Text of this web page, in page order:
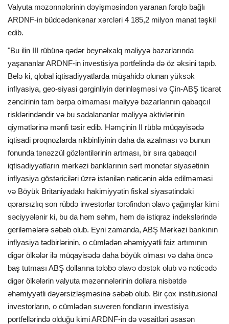
Valyuta məzənnələrinin dəyişməsindən yaranan fərqlə bağlı
ARDNF-in büdcədənkənar xərcləri 4 185,2 milyon manat təşkil
edib.
"Bu ilin III rübünə qədər beynəlxalq maliyyə bazarlarında
yaşananlar ARDNF-in investisiya portfelində də öz əksini tapıb.
Belə ki, qlobal iqtisadiyyatlarda müşahidə olunan yüksək
inflyasiya, geo-siyasi gərginliyin dərinləşməsi və Çin-ABŞ ticarət
zəncirinin tam bərpa olmaması maliyyə bazarlarının qabaqcıl
risklərindəndir və bu sadalananlar maliyyə aktivlərinin
qiymətlərinə mənfi təsir edib. Həmçinin II rüblə müqayisədə
iqtisadi proqnozlarda nikbinliyinin daha da azalması və bunun
fonunda tənəzzül gözləntilərinin artması, bir sıra qabaqcıl
iqtisadiyyatların mərkəzi banklarının sərt monetar siyasətinin
inflyasiya göstəriciləri üzrə istənilən nəticənin əldə edilməməsi
və Böyük Britaniyadakı hakimiyyətin fiskal siyasətindəki
qərarsızlıq son rübdə investorlar tərəfindən əlavə çağırışlar kimi
səciyyələnir ki, bu da həm səhm, həm də istiqraz indekslərində
geriləmələrə səbəb olub. Eyni zamanda, ABŞ Mərkəzi bankının
inflyasiya tədbirlərinin, o cümlədən əhəmiyyətli faiz artımının
digər ölkələr ilə müqayisədə daha böyük olması və daha öncə
baş tutması ABŞ dollarına tələbə əlavə dəstək olub və nəticədə
digər ölkələrin valyuta məzənnələrinin dollara nisbətdə
əhəmiyyətli dəyərsizləşməsinə səbəb olub. Bir çox institusional
investorların, o cümlədən suveren fondların investisiya
portfellərində olduğu kimi ARDNF-in də vəsaitləri əsasən